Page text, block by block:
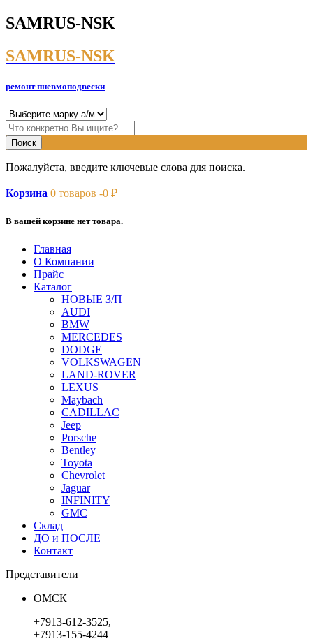
SAMRUS-NSK
SAMRUS-NSK
ремонт пневмоподвески
Пожалуйста, введите ключевые слова для поиска.
Корзина 0 товаров -0 ₽
В вашей корзине нет товара.
Главная
О Компании
Прайс
Каталог
НОВЫЕ З/П
AUDI
BMW
MERCEDES
DODGE
VOLKSWAGEN
LAND-ROVER
LEXUS
Maybach
CADILLAC
Jeep
Porsche
Bentley
Toyota
Chevrolet
Jaguar
INFINITY
GMC
Склад
ДО и ПОСЛЕ
Контакт
Представители
ОМСК
+7913-612-3525,
+7913-155-4244